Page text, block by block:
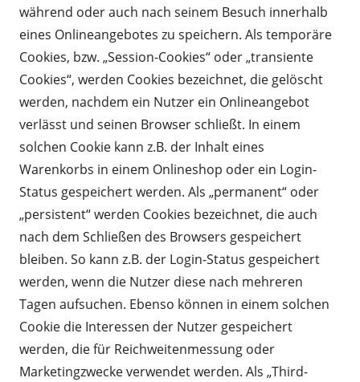
während oder auch nach seinem Besuch innerhalb
eines Onlineangebotes zu speichern. Als temporäre
Cookies, bzw. „Session-Cookies“ oder „transiente
Cookies“, werden Cookies bezeichnet, die gelöscht
werden, nachdem ein Nutzer ein Onlineangebot
verlässt und seinen Browser schließt. In einem
solchen Cookie kann z.B. der Inhalt eines
Warenkorbs in einem Onlineshop oder ein Login-
Status gespeichert werden. Als „permanent“ oder
„persistent“ werden Cookies bezeichnet, die auch
nach dem Schließen des Browsers gespeichert
bleiben. So kann z.B. der Login-Status gespeichert
werden, wenn die Nutzer diese nach mehreren
Tagen aufsuchen. Ebenso können in einem solchen
Cookie die Interessen der Nutzer gespeichert
werden, die für Reichweitenmessung oder
Marketingzwecke verwendet werden. Als „Third-